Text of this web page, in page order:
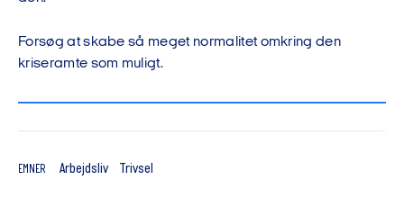
Forsøg at skabe så meget normalitet omkring den
kriseramte som muligt.
EMNER Arbejdsliv Trivsel